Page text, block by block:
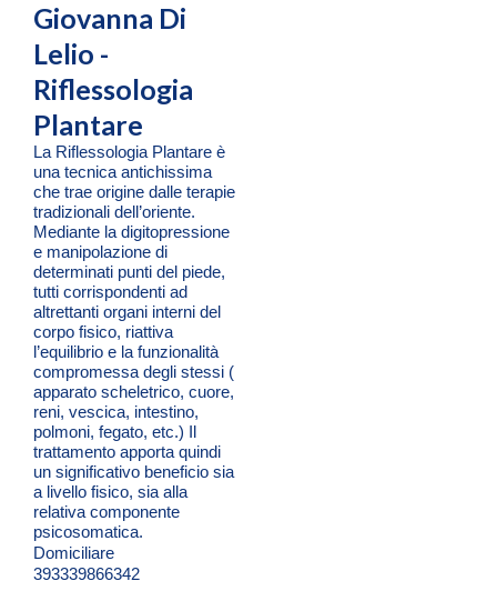
Giovanna Di
Lelio -
Riflessologia
Plantare
La Riflessologia Plantare è
una tecnica antichissima
che trae origine dalle terapie
tradizionali dell’oriente.
Mediante la digitopressione
e manipolazione di
determinati punti del piede,
tutti corrispondenti ad
altrettanti organi interni del
corpo fisico, riattiva
l’equilibrio e la funzionalità
compromessa degli stessi (
apparato scheletrico, cuore,
reni, vescica, intestino,
polmoni, fegato, etc.) Il
trattamento apporta quindi
un significativo beneficio sia
a livello fisico, sia alla
relativa componente
psicosomatica.
Domiciliare
393339866342